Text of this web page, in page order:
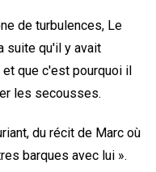
de turbulences, Le
suite qu'il y avait
que c'est pourquoi il
les secousses.
du récit de Marc où
barques avec lui ».